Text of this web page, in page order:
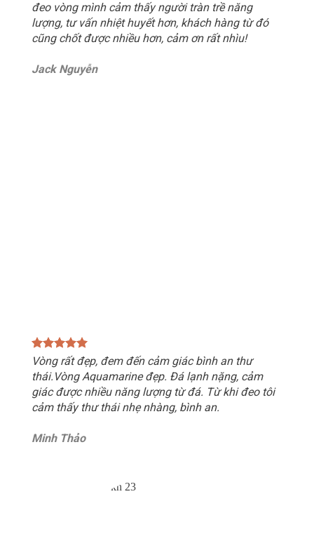
đeo vòng mình cảm thấy người tràn trề năng
lượng, tư vấn nhiệt huyết hơn, khách hàng từ đó
cũng chốt được nhiều hơn, cảm ơn rất nhìu!
Jack Nguyễn
Vòng rất đẹp, đem đến cảm giác bình an thư
thái.Vòng Aquamarine đẹp. Đá lạnh nặng, cảm
giác được nhiều năng lượng từ đá. Từ khi đeo tôi
cảm thấy thư thái nhẹ nhàng, bình an.
Minh Thảo